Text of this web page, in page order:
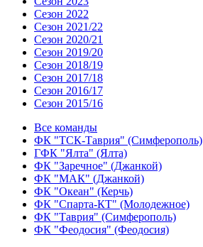
Сезон 2022
Сезон 2021/22
Сезон 2020/21
Сезон 2019/20
Сезон 2018/19
Сезон 2017/18
Сезон 2016/17
Сезон 2015/16
Все команды
ФК "ТСК-Таврия" (Симферополь)
ГФК "Ялта" (Ялта)
ФК "Заречное" (Джанкой)
ФК "МАК" (Джанкой)
ФК "Океан" (Керчь)
ФК "Спарта-КТ" (Молодежное)
ФК "Таврия" (Симферополь)
ФК "Феодосия" (Феодосия)